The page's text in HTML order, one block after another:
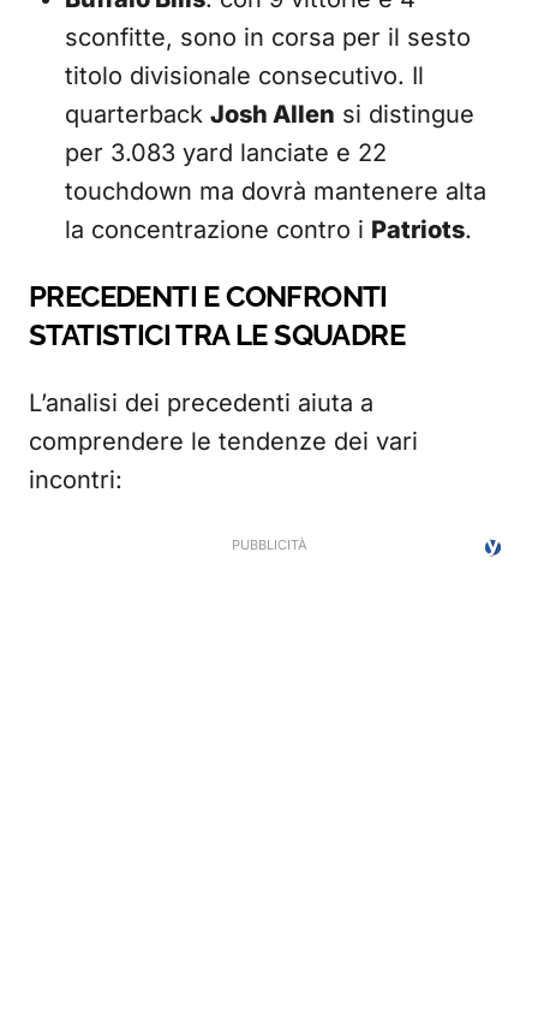
sconfitte, sono in corsa per il sesto
titolo divisionale consecutivo. Il
quarterback Josh Allen si distingue
per 3.083 yard lanciate e 22
touchdown ma dovrà mantenere alta
la concentrazione contro i Patriots.
PRECEDENTI E CONFRONTI
STATISTICI TRA LE SQUADRE
L’analisi dei precedenti aiuta a
comprendere le tendenze dei vari
incontri: